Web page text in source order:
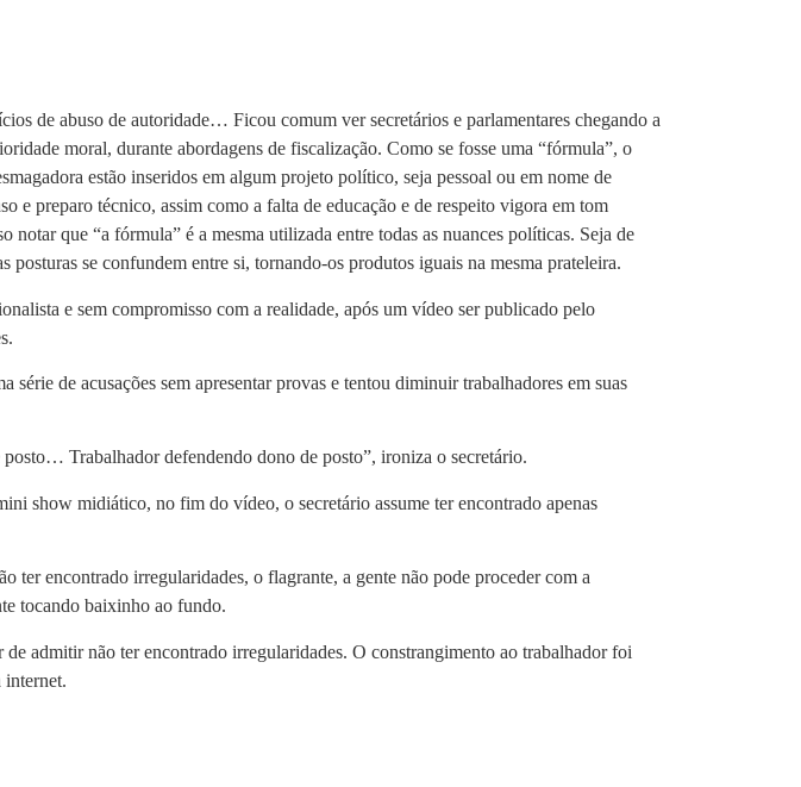
de abuso de autoridade… Ficou comum ver secretários e parlamentares chegando a
moral, durante abordagens de fiscalização. Como se fosse uma “fórmula”, o
estão inseridos em algum projeto político, seja pessoal ou em nome de
e preparo técnico, assim como a falta de educação e de respeito vigora em tom
que “a fórmula” é a mesma utilizada entre todas as nuances políticas. Seja de
se confundem entre si, tornando-os produtos iguais na mesma prateleira.
e sem compromisso com a realidade, após um vídeo ser publicado pelo
de acusações sem apresentar provas e tentou diminuir trabalhadores em suas
Trabalhador defendendo dono de posto”, ironiza o secretário.
show midiático, no fim do vídeo, o secretário assume ter encontrado apenas
ter encontrado irregularidades, o flagrante, a gente não pode proceder com a
tocando baixinho ao fundo.
admitir não ter encontrado irregularidades. O constrangimento ao trabalhador foi
internet.